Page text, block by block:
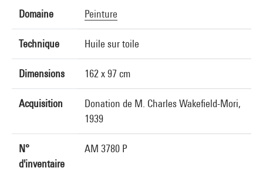
Domaine Peinture
Technique Huile sur toile
Dimensions 162 x 97 cm
Acquisition
Donation de M. Charles Wakefield-Mori,
1939
N°
d'inventaire
AM 3780 P